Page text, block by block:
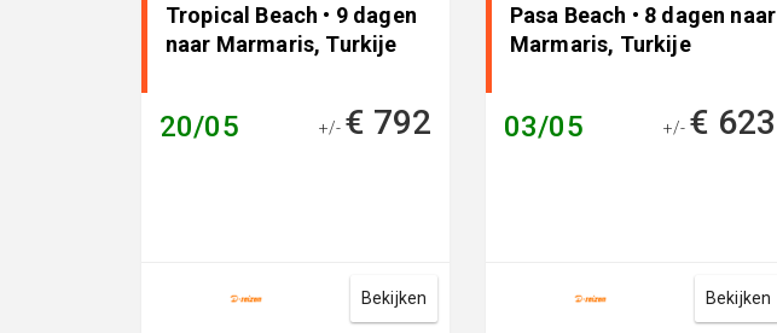
Tropical Beach • 9 dagen
naar Marmaris, Turkije
20/05 +/- € 792
Bekijken
Pasa Beach • 8 dagen naar
Marmaris, Turkije
03/05 +/- € 623
Bekijken